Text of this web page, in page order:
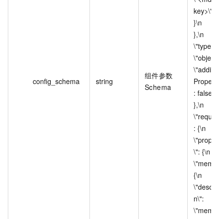
config_schema string
组件参数
Schema
key>\"\n
}\n
},\n
\"type\":
: false\n
},\n
: {\n
\": {\n
{\n
n\":